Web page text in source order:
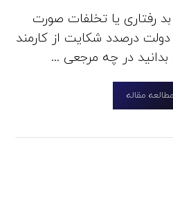
رفتاری یا تخلفات صورت
درصدد شکایت از کارمند
بدانید در چه مرجعی ...
مطالعه مقاله